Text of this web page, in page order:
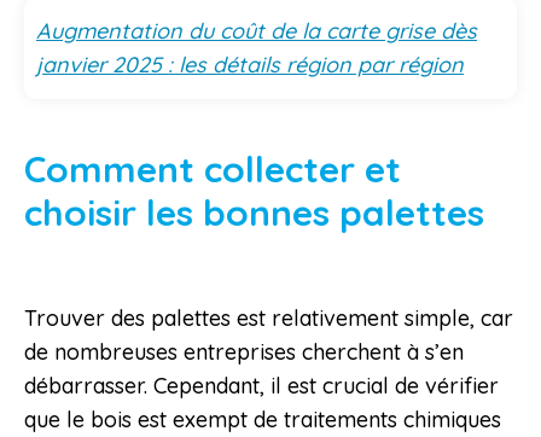
Augmentation du coût de la carte grise dès
janvier 2025 : les détails région par région
Comment collecter et
choisir les bonnes palettes
Trouver des palettes est relativement simple, car
de nombreuses entreprises cherchent à s’en
débarrasser. Cependant, il est crucial de vérifier
que le bois est exempt de traitements chimiques